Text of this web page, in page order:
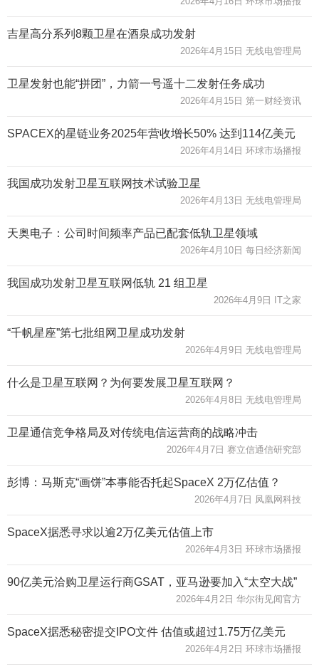
吉星高分系列8颗卫星在酒泉成功发射
2026年4月15日 无线电管理局
卫星发射也能“拼团”，力箭一号遥十二发射任务成功
2026年4月15日 第一财经资讯
SPACEX的星链业务2025年营收增长50% 达到114亿美元
2026年4月14日 环球市场播报
我国成功发射卫星互联网技术试验卫星
2026年4月13日 无线电管理局
天奥电子：公司时间频率产品已配套低轨卫星领域
2026年4月10日 每日经济新闻
我国成功发射卫星互联网低轨 21 组卫星
2026年4月9日 IT之家
“千帆星座”第七批组网卫星成功发射
2026年4月9日 无线电管理局
什么是卫星互联网？为何要发展卫星互联网？
2026年4月8日 无线电管理局
卫星通信竞争格局及对传统电信运营商的战略冲击
2026年4月7日 赛立信通信研究部
彭博：马斯克“画饼”本事能否托起SpaceX 2万亿估值？
2026年4月7日 凤凰网科技
SpaceX据悉寻求以逾2万亿美元估值上市
2026年4月3日 环球市场播报
90亿美元洽购卫星运行商GSAT，亚马逊要加入“太空大战”
2026年4月2日 华尔街见闻官方
SpaceX据悉秘密提交IPO文件 估值或超过1.75万亿美元
2026年4月2日 环球市场播报